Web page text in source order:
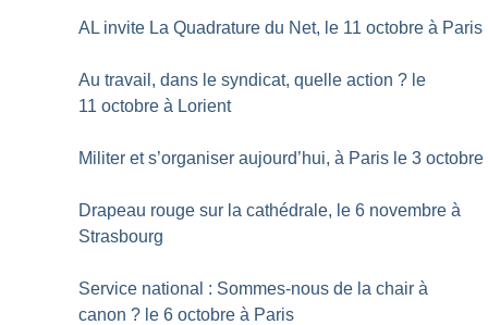
AL invite La Quadrature du Net, le 11 octobre à Paris
Au travail, dans le syndicat, quelle action ? le
11 octobre à Lorient
Militer et s’organiser aujourd’hui, à Paris le 3 octobre
Drapeau rouge sur la cathédrale, le 6 novembre à
Strasbourg
Service national : Sommes-nous de la chair à
canon ? le 6 octobre à Paris